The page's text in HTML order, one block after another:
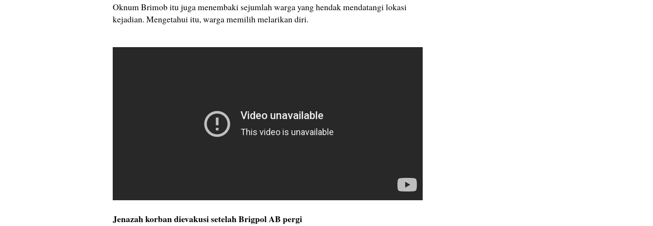
Oknum Brimob itu juga menembaki sejumlah warga yang hendak mendatangi lokasi
kejadian. Mengetahui itu, warga memilih melarikan diri.
Jenazah korban dievakusi setelah Brigpol AB pergi